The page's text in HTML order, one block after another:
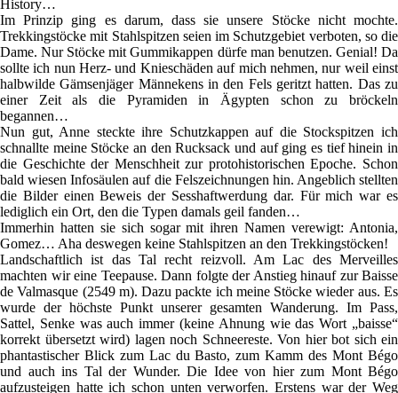
History…
Im Prinzip ging es darum, dass sie unsere Stöcke nicht mochte.
Trekkingstöcke mit Stahlspitzen seien im Schutzgebiet verboten, so die
Dame. Nur Stöcke mit Gummikappen dürfe man benutzen. Genial! Da
sollte ich nun Herz- und Knieschäden auf mich nehmen, nur weil einst
halbwilde Gämsenjäger Männekens in den Fels geritzt hatten. Das zu
einer Zeit als die Pyramiden in Ägypten schon zu bröckeln
begannen…
Nun gut, Anne steckte ihre Schutzkappen auf die Stockspitzen ich
schnallte meine Stöcke an den Rucksack und auf ging es tief hinein in
die Geschichte der Menschheit zur protohistorischen Epoche. Schon
bald wiesen Infosäulen auf die Felszeichnungen hin. Angeblich stellten
die Bilder einen Beweis der Sesshaftwerdung dar. Für mich war es
lediglich ein Ort, den die Typen damals geil fanden…
Immerhin hatten sie sich sogar mit ihren Namen verewigt: Antonia,
Gomez… Aha deswegen keine Stahlspitzen an den Trekkingstöcken!
Landschaftlich ist das Tal recht reizvoll. Am Lac des Merveilles
machten wir eine Teepause. Dann folgte der Anstieg hinauf zur Baisse
de Valmasque (2549 m). Dazu packte ich meine Stöcke wieder aus. Es
wurde der höchste Punkt unserer gesamten Wanderung. Im Pass,
Sattel, Senke was auch immer (keine Ahnung wie das Wort „baisse“
korrekt übersetzt wird) lagen noch Schneereste. Von hier bot sich ein
phantastischer Blick zum Lac du Basto, zum Kamm des Mont Bégo
und auch ins Tal der Wunder. Die Idee von hier zum Mont Bégo
aufzusteigen hatte ich schon unten verworfen. Erstens war der Weg